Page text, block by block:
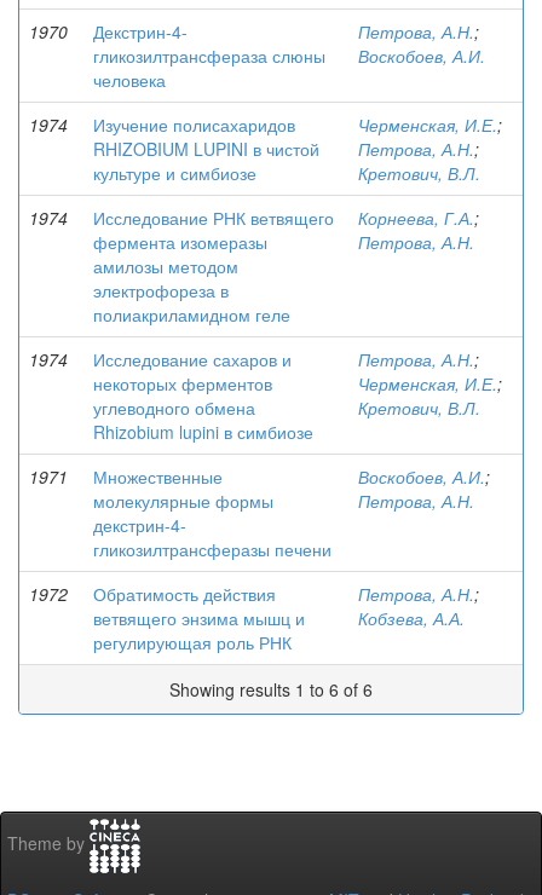
1970
Декстрин-4-
гликозилтрансфераза слюны
человека
Петрова, А.Н.;
Воскобоев, А.И.
1974
Изучение полисахаридов
RHIZOBIUM LUPINI в чистой
культуре и симбиозе
Черменская, И.Е.;
Петрова, А.Н.;
Кретович, В.Л.
1974
Исследование РНК ветвящего
фермента изомеразы
амилозы методом
электрофореза в
полиакриламидном геле
Корнеева, Г.А.;
Петрова, А.Н.
1974
Исследование сахаров и
некоторых ферментов
углеводного обмена
Rhizobium lupini в симбиозе
Петрова, А.Н.;
Черменская, И.Е.;
Кретович, В.Л.
1971
Множественные
молекулярные формы
декстрин-4-
гликозилтрансферазы печени
Воскобоев, А.И.;
Петрова, А.Н.
1972
Обратимость действия
ветвящего энзима мышц и
регулирующая роль РНК
Петрова, А.Н.;
Кобзева, А.А.
Showing results 1 to 6 of 6
Theme by